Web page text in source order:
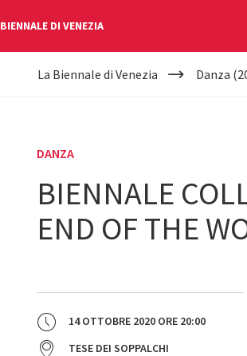
DI VENEZIA
YOUR
La Biennale di Venezia Danza
DANZA
BIENNALE
END OF THE
14 OTTOBRE 2020 ORE 20:00
TESE DEI SOPPALCHI